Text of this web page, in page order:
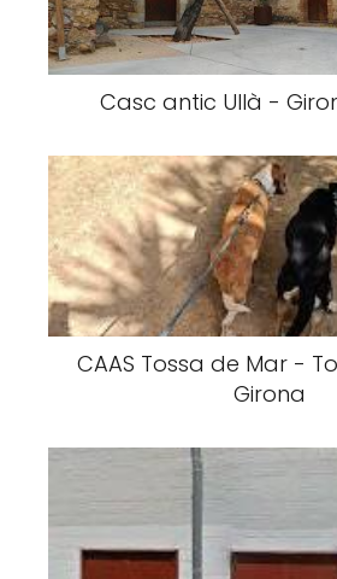
Casc antic Ullà -
CAAS Tossa de Mar -
Girona